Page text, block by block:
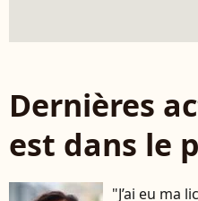
Dernières
est dans le
"J’ai eu ma